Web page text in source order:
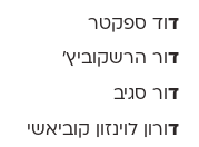
דוד ספקטר
דור הרשקוביץ׳
דור סגיב
דורון לוינזון קוביאשי